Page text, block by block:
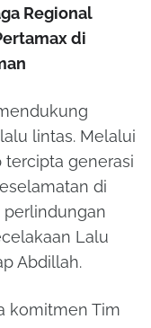
Regional
di
lintas. Melalui
tercipta generasi
di
Lalu
Abdillah.
komitmen Tim